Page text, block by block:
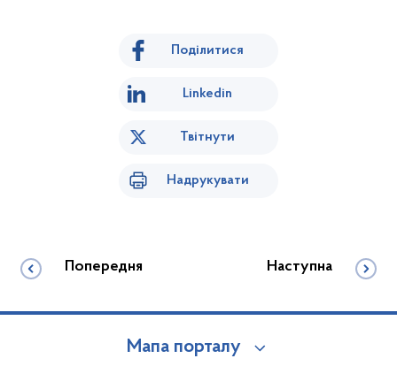
Поділитися
Linkedin
Твітнути
Надрукувати
Попередня Наступна
Мапа порталу